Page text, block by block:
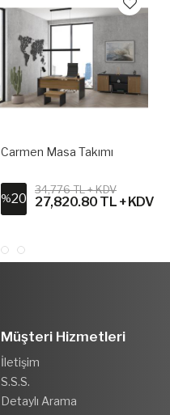
Carmen Masa Takımı
%20
34,776 TL + KDV
27,820.80 TL + KDV
Müşteri Hizmetleri
İletişim
S.S.S.
Detaylı Arama